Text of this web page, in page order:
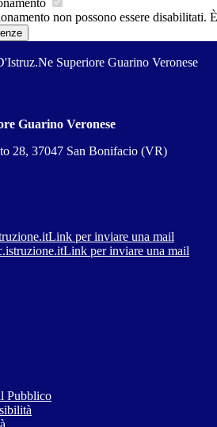
non possono essere
Superiore Guarino Veronese
Guarino Veronese
28, 37047 San Bonifacio (VR)
Link per inviare una mail
Link per inviare una mail
Pubblico